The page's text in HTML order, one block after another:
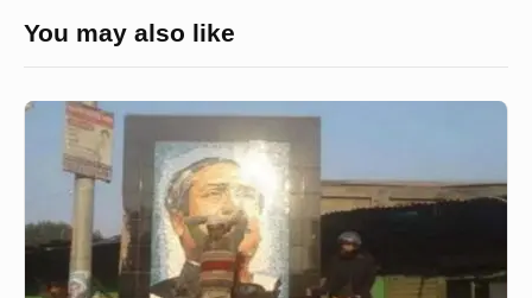
You may also like
ঠাকুরগাঁওয়ে
বঙ্গবন্ধুর
ভাঙার
চেষ্টার
সময়